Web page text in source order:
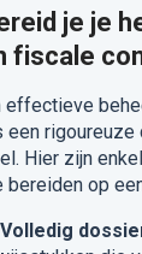
je je
fiscale
effectieve
een rigoureuze
Hier zijn
bereiden op
Volledig